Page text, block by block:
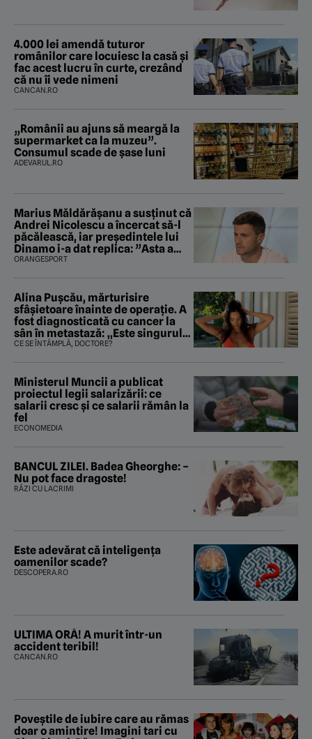
4.000 lei amendă tuturor
românilor care locuiesc la casă și
fac acest lucru în curte, crezând
că nu îi vede nimeni
CANCAN.RO
„Românii au ajuns să meargă la
supermarket ca la muzeu”.
Consumul scade de șase luni
ADEVARUL.RO
Marius Măldărăşanu a susţinut că
Andrei Nicolescu a încercat să-l
păcălească, iar preşedintele lui
Dinamo i-a dat replica: ”Asta a
fost istoria”
ORANGESPORT
Alina Pușcău, mărturisire
sfâșietoare înainte de operație. A
fost diagnosticată cu cancer la
sân în metastază: „Este singurul
tratament care o să mă ajute să
CE SE ÎNTÂMPLĂ, DOCTORE?
Ministerul Muncii a publicat
proiectul legii salarizării: ce
salarii cresc și ce salarii rămân la
fel
ECONOMEDIA
BANCUL ZILEI. Badea Gheorghe: –
Nu pot face dragoste!
RÂZI CU LACRIMI
Este adevărat că inteligența
oamenilor scade?
DESCOPERA.RO
ULTIMA ORĂ! A murit într-un
accident teribil!
CANCAN.RO
Poveştile de iubire care au rămas
doar o amintire! Imagini tari cu